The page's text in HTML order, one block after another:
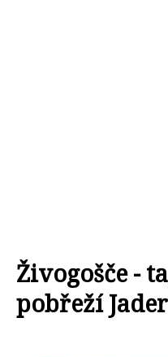
Živogošče -
pobřeží